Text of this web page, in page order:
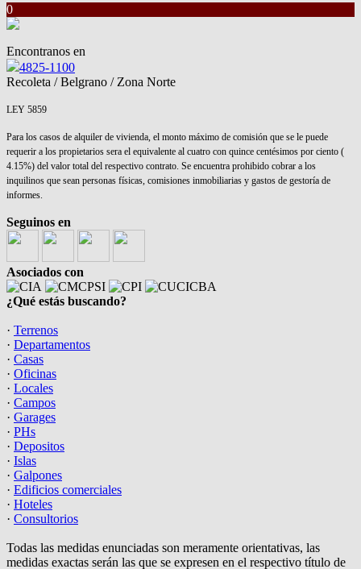
0
Encontranos en
4825-1100
Recoleta / Belgrano / Zona Norte
LEY 5859
Para los casos de alquiler de vivienda, el monto máximo de comisión que se le puede
requerir a los propietarios sera el equivalente al cuatro con quince centésimos por ciento (
4.15%) del valor total del respectivo contrato. Se encuentra prohibido cobrar a los
inquilinos que sean personas físicas, comisiones inmobiliarias y gastos de gestoría de
informes.
Seguinos en
Asociados con
¿Qué estás buscando?
· Terrenos
· Departamentos
· Casas
· Oficinas
· Locales
· Campos
· Garages
· PHs
· Depositos
· Islas
· Galpones
· Edificios comerciales
· Hoteles
· Consultorios
Todas las medidas enunciadas son meramente orientativas, las
medidas exactas serán las que se expresen en el respectivo título de